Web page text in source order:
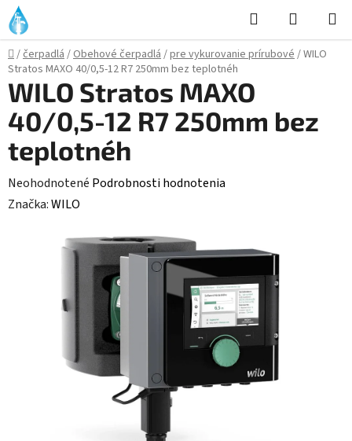
Prejsť
na
obsah
Hľadať
KOŠÍK
Domov
/čerpadlá/Obehové čerpadlá/pre vykurovanie prírubové/WILO
Stratos MAXO 40/0,5-12 R7 250mm bez teplotnéh
WILO Stratos MAXO
40/0,5-12 R7 250mm bez
teplotnéh
Priemerné
hodnotenie
Neohodnotené Podrobnosti hodnotenia
Značka:WILO